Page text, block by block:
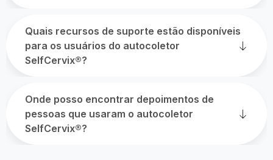
Quais recursos de suporte estão disponíveis
para os usuários do autocoletor
SelfCervix®?
Onde posso encontrar depoimentos de
pessoas que usaram o autocoletor
SelfCervix®?